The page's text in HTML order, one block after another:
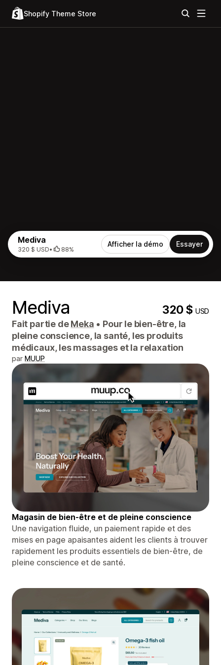
Shopify Theme Store
Mediva
320 $ USD• 88%
Afficher la démo Essayer
Mediva 320 $USD
Fait partie deMeka • Pour le bien-être, la
pleine conscience, la santé, les produits
médicaux, les massages et la relaxation
par MUUP
Magasin de bien-être et de pleine conscience
Une navigation fluide, un paiement rapide et des
mises en page apaisantes aident les clients à trouver
rapidement les produits essentiels de bien-être, de
pleine conscience et de santé.